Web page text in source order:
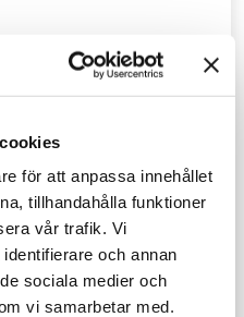
för att anpassa innehållet
tillhandahålla funktioner
vår trafik. Vi
och annan
sociala medier och
vi samarbetar med.